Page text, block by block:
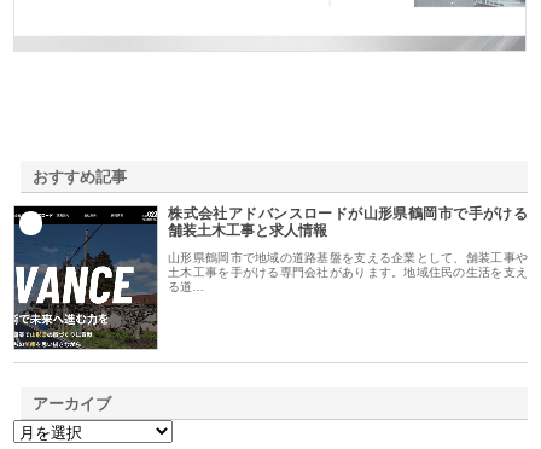
おすすめ記事
株式会社アドバンスロードが山形県鶴岡市で手がける
舗装土木工事と求人情報
山形県鶴岡市で地域の道路基盤を支える企業として、舗装工事や
土木工事を手がける専門会社があります。地域住民の生活を支え
る道…
アーカイブ